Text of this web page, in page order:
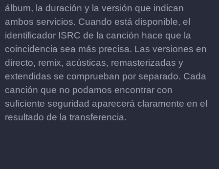
álbum, la duración y la versión que indican
ambos servicios. Cuando está disponible, el
identificador ISRC de la canción hace que la
coincidencia sea más precisa. Las versiones en
directo, remix, acústicas, remasterizadas y
extendidas se comprueban por separado. Cada
canción que no podamos encontrar con
suficiente seguridad aparecerá claramente en el
resultado de la transferencia.